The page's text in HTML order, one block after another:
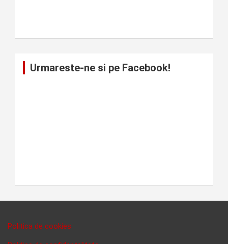
Urmareste-ne si pe Facebook!
Politica de cookies